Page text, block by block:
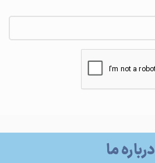
درباره ما